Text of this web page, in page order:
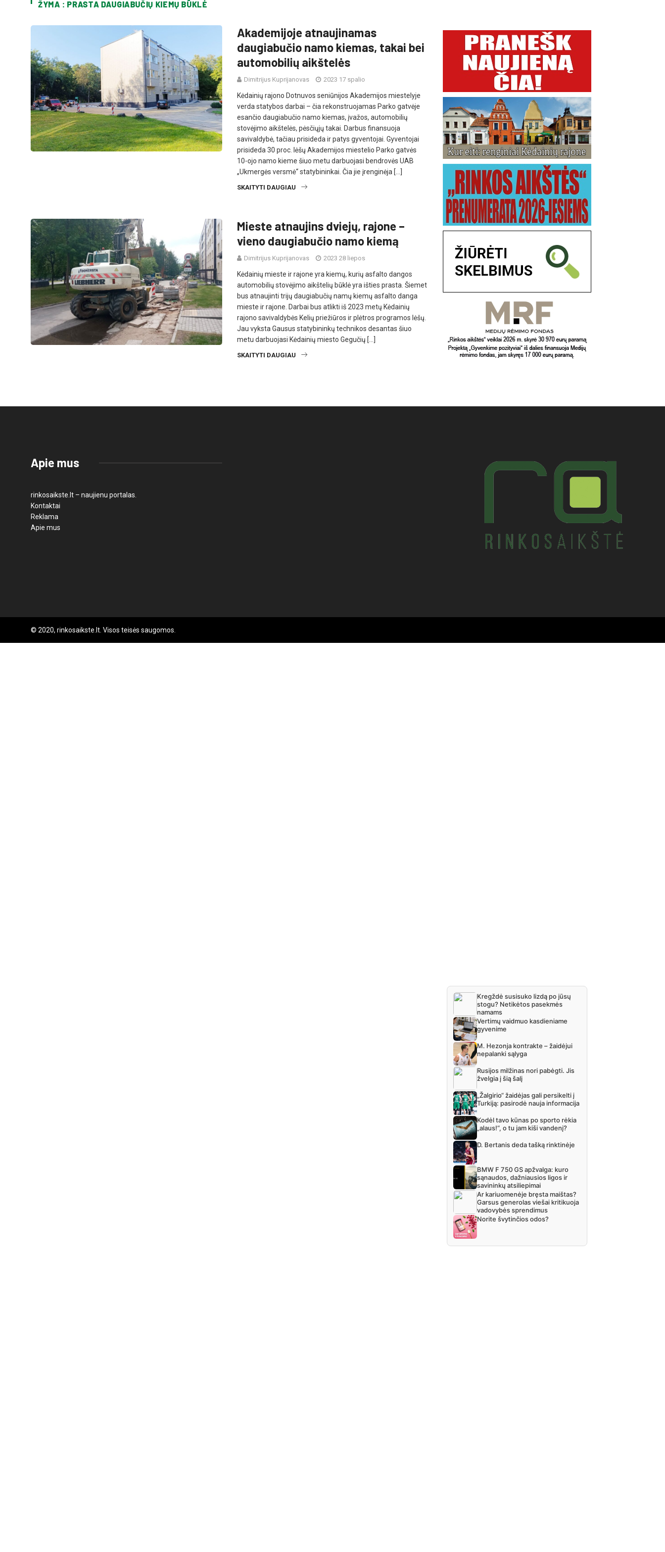
ŽYMA : PRASTA DAUGIABUČIŲ KIEMŲ BŪKLĖ
Akademijoje atnaujinamas
daugiabučio namo kiemas, takai bei
automobilių aikštelės
Dimitrijus Kuprijanovas 2023 17 spalio
Kėdainių rajono Dotnuvos seniūnijos Akademijos miestelyje
verda statybos darbai – čia rekonstruojamas Parko gatvėje
esančio daugiabučio namo kiemas, įvažos, automobilių
stovėjimo aikštelės, pėsčiųjų takai. Darbus finansuoja
savivaldybė, tačiau prisideda ir patys gyventojai. Gyventojai
prisideda 30 proc. lėšų Akademijos miestelio Parko gatvės
10-ojo namo kieme šiuo metu darbuojasi bendrovės UAB
„Ukmergės versmė“ statybininkai. Čia jie įrenginėja […]
SKAITYTI DAUGIAU
Mieste atnaujins dviejų, rajone –
vieno daugiabučio namo kiemą
Dimitrijus Kuprijanovas 2023 28 liepos
Kėdainių mieste ir rajone yra kiemų, kurių asfalto dangos
automobilių stovėjimo aikštelių būklė yra išties prasta. Šiemet
bus atnaujinti trijų daugiabučių namų kiemų asfalto danga
mieste ir rajone. Darbai bus atlikti iš 2023 metų Kėdainių
rajono savivaldybės Kelių priežiūros ir plėtros programos lėšų.
Jau vyksta Gausus statybininkų technikos desantas šiuo
metu darbuojasi Kėdainių miesto Gegučių […]
SKAITYTI DAUGIAU
Apie mus
rinkosaikste.lt – naujienu portalas.
Kontaktai
Reklama
Apie mus
© 2020, rinkosaikste.lt. Visos teisės saugomos.